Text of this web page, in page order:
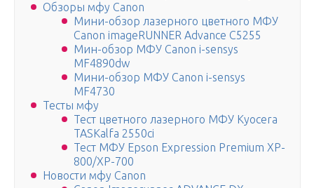
Обзоры мфу Canon
Мини-обзор лазерного цветного МФУ
Canon imageRUNNER Advance C5255
Мин-обзор МФУ Canon i-sensys
MF4890dw
Мини-обзор МФУ Canon i-sensys
MF4730
Тесты мфу
Тест цветного лазерного МФУ Kyocera
TASKalfa 2550ci
Тест МФУ Epson Expression Premium XP-
800/XP-700
Новости мфу Canon